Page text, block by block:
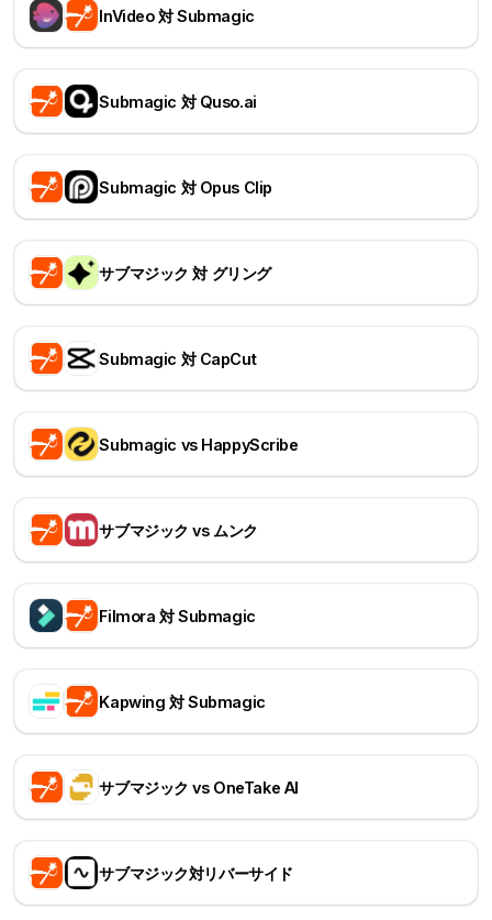
InVideo 対 Submagic
Submagic 対 Quso.ai
Submagic 対 Opus Clip
サブマジック 対 グリング
Submagic 対 CapCut
Submagic vs HappyScribe
サブマジック vs ムンク
Filmora 対 Submagic
Kapwing 対 Submagic
サブマジック vs OneTake AI
サブマジック対リバーサイド